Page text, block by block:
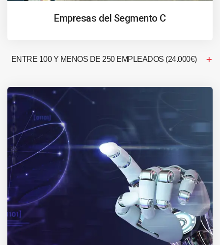
Empresas del Segmento C
ENTRE 100 Y MENOS DE 250 EMPLEADOS (24.000€)